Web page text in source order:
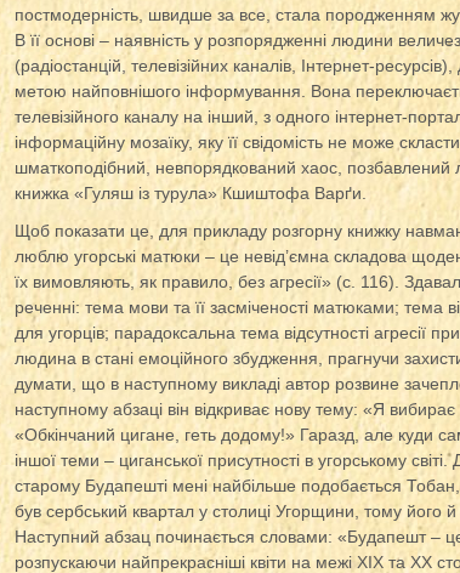
постмодерність, швидше за все, стала породженням
В її основі – наявність у розпорядженні людини
(радіостанцій, телевізійних каналів, Інтернет-
метою найповнішого інформування. Вона
телевізійного каналу на інший, з одного інтернет-
інформаційну мозаїку, яку її свідомість не може
шматкоподібний, невпорядкований хаос, позбавлений
книжка «Гуляш із турула» Кшиштофа Варґи.
Щоб показати це, для прикладу розгорну книжку
люблю угорські матюки – це невід’ємна складова
їх вимовляють, як правило, без агресії» (с. 116).
реченні: тема мови та її засміченості матюками; тема
для угорців; парадоксальна тема відсутності агресії
людина в стані емоційного збудження, прагнучи
думати, що в наступному викладі автор розвине
наступному абзаці він відкриває нову тему: «Я
«Обкінчаний цигане, геть додому!» Гаразд, але куди
іншої теми – циганської присутності в угорському
старому Будапешті мені найбільше подобається
був сербський квартал у столиці Угорщини, тому його
Наступний абзац починається словами: «Будапешт –
розпускаючи найпрекрасніші квіти на межі ХІХ та ХХ